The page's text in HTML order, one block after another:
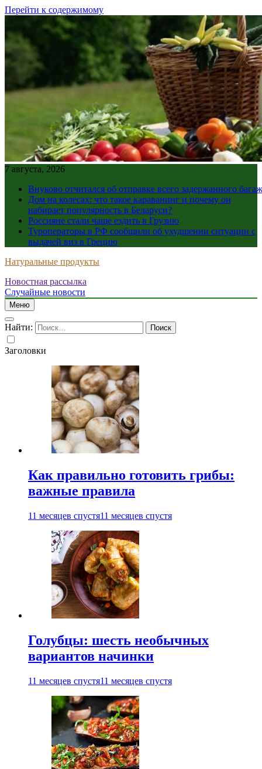
Перейти к содержимому
7 августа, 2026
Внуково отчитался об отправке всего задержанного
Дом на колесах: что такое караванинг и почему он
набирает популярность в Беларуси?
Россияне стали чаще ездить в Грузию
Туроператоры в РФ сообщили об ухудшении ситуации с
выдачей виз в Грецию
Натуральные продукты
Новостная рассылка
Случайные новости
Меню
Найти:
Заголовки
Как правильно готовить грибы:
важные правила
11 месяцев спустя11 месяцев спустя
Голубцы: шесть необычных
вариантов начинки
11 месяцев спустя11 месяцев спустя